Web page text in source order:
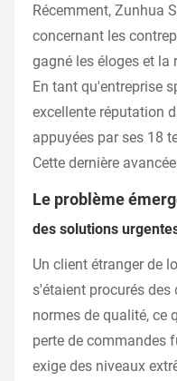
Récemment, Zunhua
concernant les
gagné les éloges et la
En tant qu'entreprise
excellente réputation
appuyées par ses 18
Cette dernière
Le problème
des solutions
Un client étranger de
s'étaient procurés
normes de qualité, ce
perte de commandes
exige des niveaux